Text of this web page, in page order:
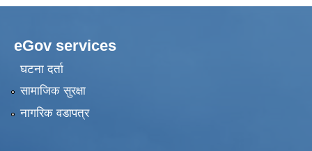
eGov services
घटना दर्ता
सामाजिक सुरक्षा
नागरिक वडापत्र